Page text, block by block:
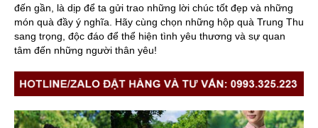
đến gần, là dịp để ta gửi trao những lời chúc tốt đẹp và những
món quà đầy ý nghĩa. Hãy cùng chọn những hộp quà Trung Thu
sang trọng, độc đáo để thể hiện tình yêu thương và sự quan
tâm đến những người thân yêu!